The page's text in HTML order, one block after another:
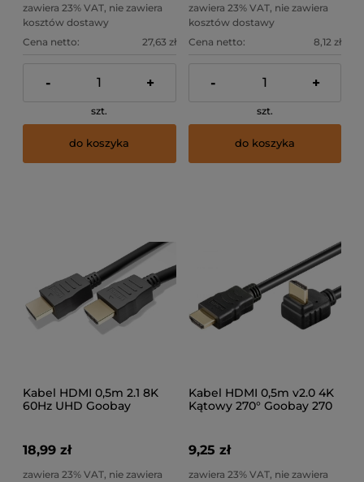
zawiera 23% VAT, nie zawiera
kosztów dostawy
Cena netto:
27,63 zł
- +
szt.
do koszyka
zawiera 23% VAT, nie zawiera
kosztów dostawy
Cena netto:
8,12 zł
- +
szt.
do koszyka
Kabel HDMI 0,5m 2.1 8K
60Hz UHD Goobay
18,99 zł
zawiera 23% VAT, nie zawiera
Kabel HDMI 0,5m v2.0 4K
Kątowy 270° Goobay 270
9,25 zł
zawiera 23% VAT, nie zawiera